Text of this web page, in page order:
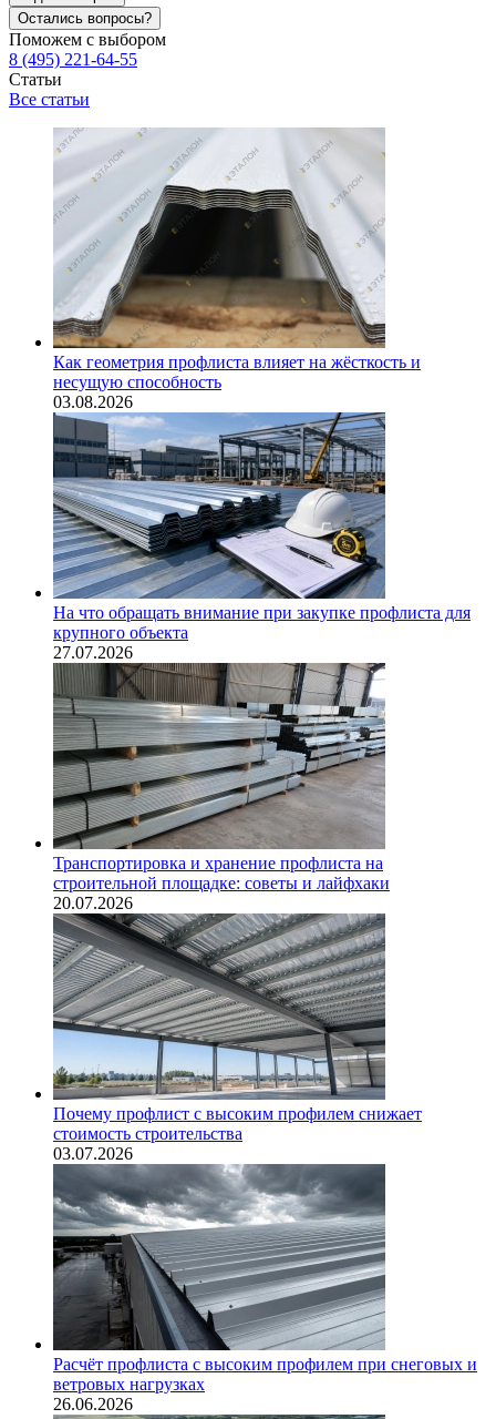
Остались вопросы?
Поможем с выбором
8 (495) 221-64-55
Статьи
Все статьи
Как геометрия профлиста влияет на жёсткость и
несущую способность
03.08.2026
На что обращать внимание при закупке профлиста для
крупного объекта
27.07.2026
Транспортировка и хранение профлиста на
строительной площадке: советы и лайфхаки
20.07.2026
Почему профлист с высоким профилем снижает
стоимость строительства
03.07.2026
Расчёт профлиста с высоким профилем при снеговых и
ветровых нагрузках
26.06.2026